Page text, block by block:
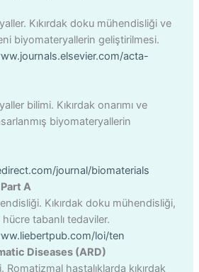
Kıkırdak doku mühendisliği ve
biyomateryallerin geliştirilmesi.
acta-
bilimi. Kıkırdak onarımı ve
biyomateryallerin
journal/biomaterials
A
Kıkırdak doku mühendisliği,
tabanlı tedaviler.
loi/ten
Diseases (ARD)
Romatizmal hastalıklarda kıkırdak